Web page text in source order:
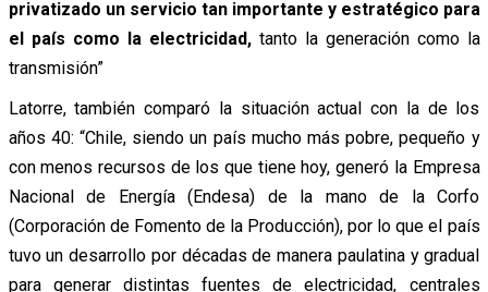
privatizado un servicio tan importante y estratégico para
el país como la electricidad,tanto la generación como la
transmisión”
Latorre, también comparó la situación actual con la de los
años 40: “Chile, siendo un país mucho más pobre, pequeño y
con menos recursos de los que tiene hoy, generó la Empresa
Nacional de Energía (Endesa) de la mano de la Corfo
(Corporación de Fomento de la Producción), por lo que el país
tuvo un desarrollo por décadas de manera paulatina y gradual
para generar distintas fuentes de electricidad, centrales